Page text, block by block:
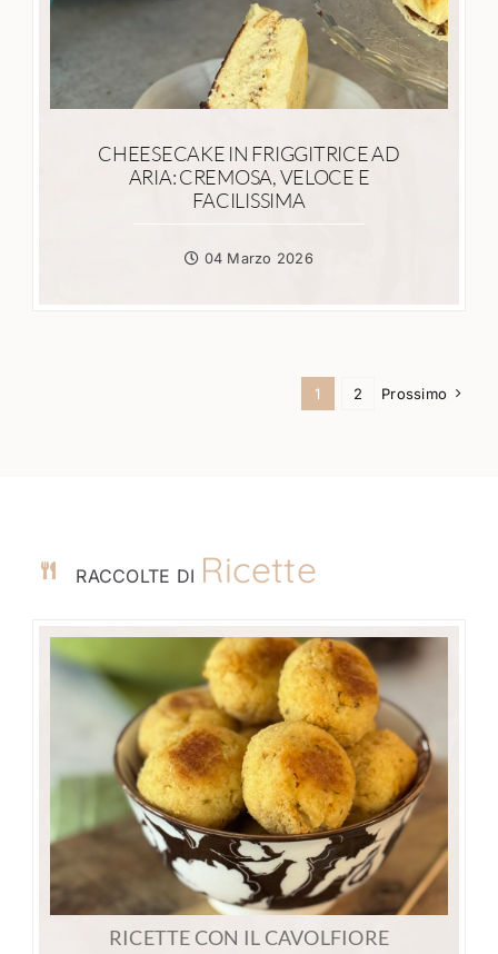
CHEESECAKE IN FRIGGITRICE AD
ARIA: CREMOSA, VELOCE E
FACILISSIMA
04 Marzo 2026
1 2 Prossimo
RACCOLTE DI Ricette
RICETTE CON IL CAVOLFIORE